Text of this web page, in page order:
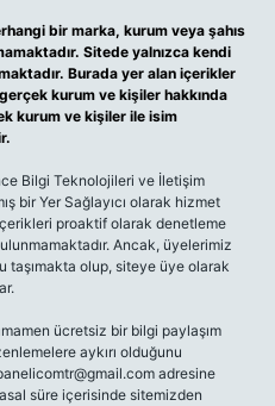
bir marka, kurum veya şahıs
Sitede yalnızca kendi
Burada yer alan içerikler
kurum ve kişiler hakkında
kurum ve kişiler ile isim
Bilgi Teknolojileri ve İletişim
bir Yer Sağlayıcı olarak hizmet
proaktif olarak denetleme
Ancak, üyelerimiz
taşımakta olup, siteye üye olarak
ücretsiz bir bilgi paylaşım
aykırı olduğunu
adresine
süre içerisinde sitemizden